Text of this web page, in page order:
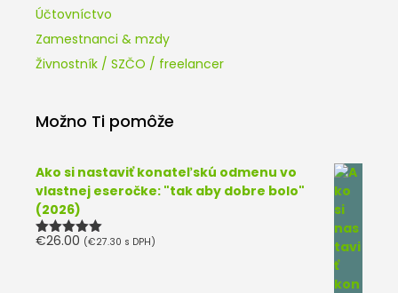
Účtovníctvo
Zamestnanci & mzdy
Živnostník / SZČO / freelancer
Možno Ti pomôže
Ako si nastaviť konateľskú odmenu vo
vlastnej eseročke: "tak aby dobre bolo"
(2026)
Hodnotenie
€26.00 (€27.30 s DPH)